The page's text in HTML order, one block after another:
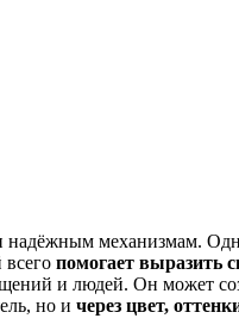
механизмам.
помогает выразить
и людей. Он может
но и через цвет,